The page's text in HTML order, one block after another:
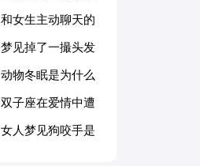
识
和女生主动聊天的
方法技巧
梦见掉了一撮头发
是什么意思
动物冬眠是为什么
双子座在爱情中遭
遇什么会极度失望
女人梦见狗咬手是